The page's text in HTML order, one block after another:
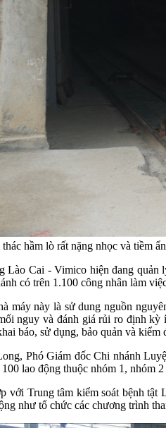
hầm lò rất nặng nhọc và tiềm
Lào Cai - Vimico hiện đang
có trên 1.100 công nhân làm
máy này là sử dung nguồn
nguy và đánh giá rủi ro định kỳ
báo, sử dụng, bảo quản và kiểm
Phó Giám đốc Chi nhánh
lao động thuộc nhóm 1, nhóm
với Trung tâm kiểm soát bệnh tật
như tổ chức các chương trình